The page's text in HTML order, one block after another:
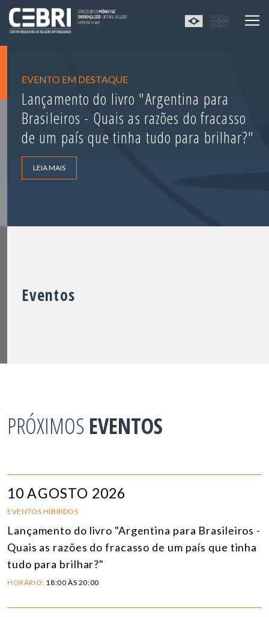
EVENTO EM DESTAQUE
Lançamento do livro "Argentina para
Brasileiros - Quais as razões do fracasso
de um país que tinha tudo para brilhar?"
LEIA MAIS
Eventos
PRÓXIMOS EVENTOS
10 AGOSTO 2026
EVENTOS HÍBRIDOS
Lançamento do livro "Argentina para Brasileiros -
Quais as razões do fracasso de um país que tinha
tudo para brilhar?"
HORÁRIO: 18:00 ÀS 20:00